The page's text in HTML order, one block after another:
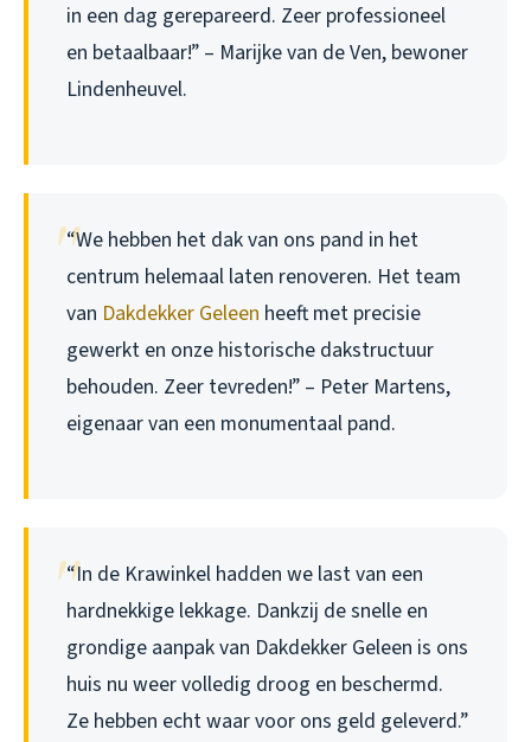
in een dag gerepareerd. Zeer professioneel
en betaalbaar!” – Marijke van de Ven, bewoner
Lindenheuvel.
“We hebben het dak van ons pand in het
centrum helemaal laten renoveren. Het team
van Dakdekker Geleen heeft met precisie
gewerkt en onze historische dakstructuur
behouden. Zeer tevreden!” – Peter Martens,
eigenaar van een monumentaal pand.
“In de Krawinkel hadden we last van een
hardnekkige lekkage. Dankzij de snelle en
grondige aanpak van Dakdekker Geleen is ons
huis nu weer volledig droog en beschermd.
Ze hebben echt waar voor ons geld geleverd.”